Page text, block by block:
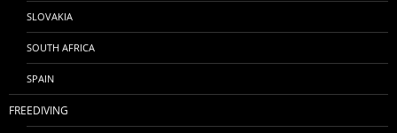
SLOVAKIA
SOUTH AFRICA
SPAIN
FREEDIVING